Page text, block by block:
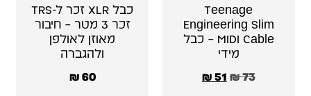
Teenage
Engineering Slim
MIDI Cable – כבל
מידי
₪73
₪51
כבל XLR זכר ל-TRS
זכר 3 מטר – חיבור
מאוזן לאולפן
ולהגברה
₪60